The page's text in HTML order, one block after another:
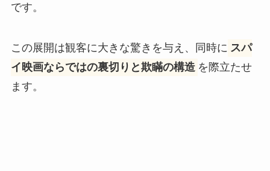
です。
この展開は観客に大きな驚きを与え、同時に スパ
イ映画ならではの裏切りと欺瞞の構造 を際立たせ
ます。